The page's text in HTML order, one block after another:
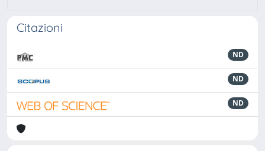
Citazioni
ND
ND
ND